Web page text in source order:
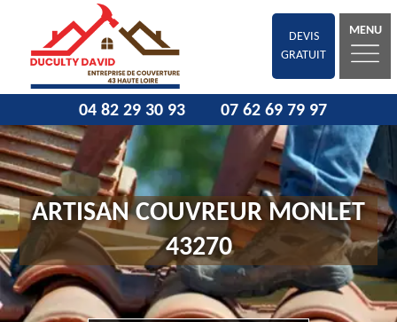
DEVIS
GRATUIT
MENU
04 82 29 30 93 07 62 69 79 97
ARTISAN COUVREUR MONLET
43270